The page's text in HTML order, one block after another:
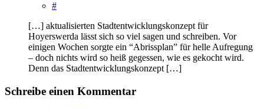
#
[…] aktualisierten Stadtentwicklungskonzept für
Hoyerswerda lässt sich so viel sagen und schreiben. Vor
einigen Wochen sorgte ein “Abrissplan” für helle Aufregung
– doch nichts wird so heiß gegessen, wie es gekocht wird.
Denn das Stadtentwicklungskonzept […]
Schreibe einen Kommentar